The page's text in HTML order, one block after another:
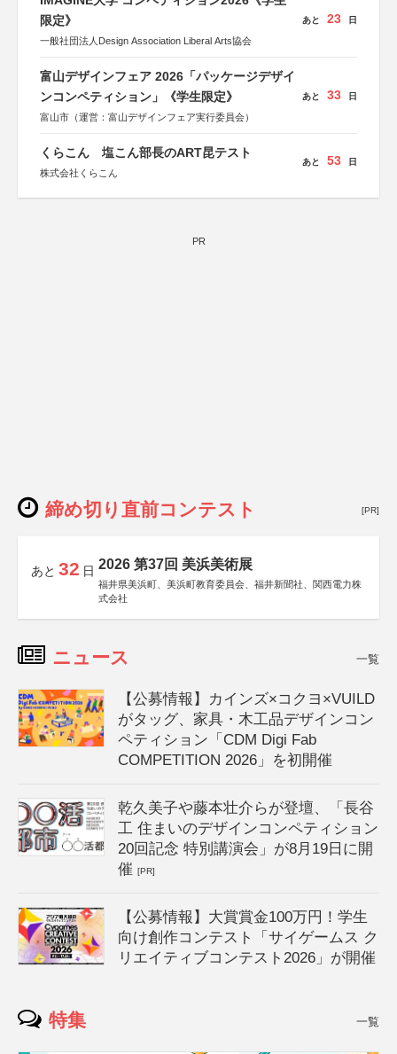
限定》
一般社団法人Design Association Liberal Arts協会
あと 23 日
富山デザインフェア 2026「パッケージデザイ
ンコンペティション」《学生限定》
富山市（運営：富山デザインフェア実行委員会）
あと 33 日
くらこん 塩こん部長のART昆テスト
株式会社くらこん
あと 53 日
PR
締め切り直前コンテスト [PR]
あと 32 日 2026 第37回 美浜美術展
福井県美浜町、美浜町教育委員会、福井新聞社、関西電力株
式会社
ニュース 一覧
【公募情報】カインズ×コクヨ×VUILD
がタッグ、家具・木工品デザインコン
ペティション「CDM Digi Fab
COMPETITION 2026」を初開催
乾久美子や藤本壮介らが登壇、「長谷
工 住まいのデザインコンペティション
20回記念 特別講演会」が8月19日に開
催[PR]
【公募情報】大賞賞金100万円！学生
向け創作コンテスト「サイゲームス ク
リエイティブコンテスト2026」が開催
特集 一覧